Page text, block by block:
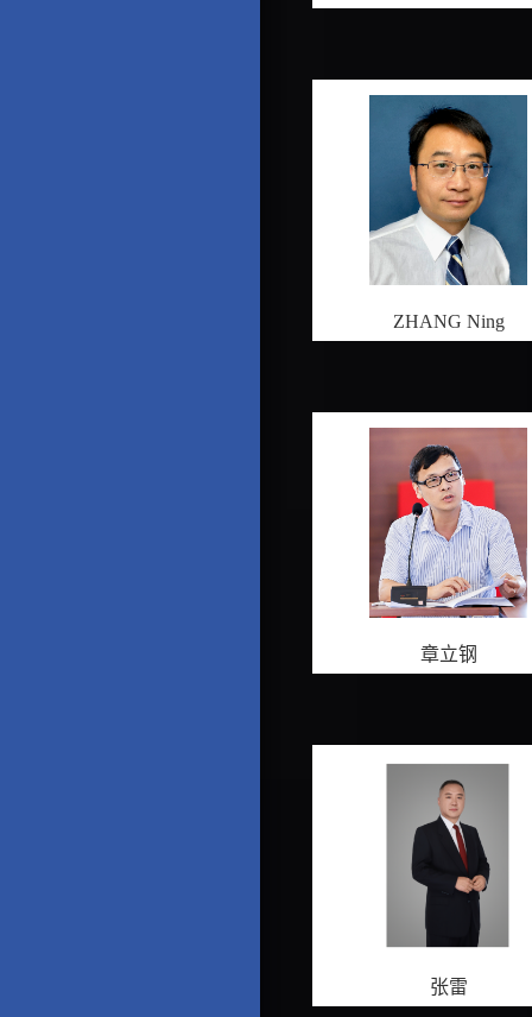
ZHANG Ning
章立钢
张雷